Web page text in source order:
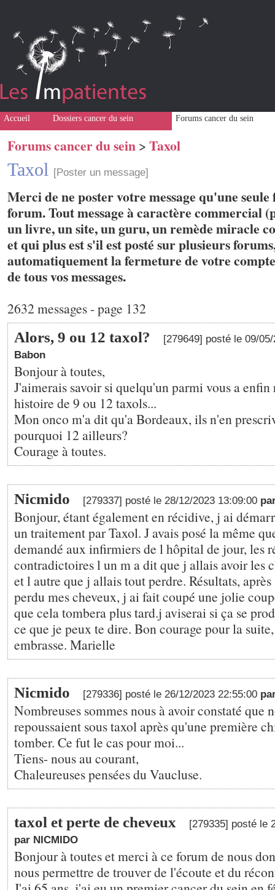
Accueil Dossiers cancer du sein Forums cancer du sein
Forums cancer du sein > Taxol
Taxol [Poster un message]
Merci de ne poster votre message qu'une seule
forum. Tout message à caractère commercial
un livre, un site, un guru, un remède miracle
et qui plus est s'il est posté sur plusieurs
automatiquement la fermeture de votre
de tous vos messages.
2632 messages - page 132
Alors, 9 ou 12 taxol?
[279649] posté le 09/
Babon
Bonjour à toutes,
J'aimerais savoir si quelqu'un parmi vous a enfin
histoire de 9 ou 12 taxols...
Mon onco m'a dit qu'a Bordeaux, ils n'en
pourquoi 12 ailleurs?
Courage à toutes.
Nicmido [279337] posté le 28/12/2023 13:09:00
Bonjour, étant également en récidive, j ai
un traitement par Taxol. J avais posé la même
demandé aux infirmiers de l hôpital de jour, les
contradictoires l un m a dit que j allais avoir les
et l autre que j allais tout perdre. Résultats,
perdu mes cheveux, j ai fait coupé une jolie
que cela tombera plus tard.j aviserai si ça se
ce que je peux te dire. Bon courage pour la
embrasse. Marielle
Nicmido [279336] posté le 26/12/2023 22:55:00
Nombreuses sommes nous à avoir constaté que
repoussaient sous taxol après qu'une première
tomber. Ce fut le cas pour moi...
Tiens- nous au courant,
Chaleureuses pensées du Vaucluse.
taxol et perte de cheveux
[279335] posté le
par NICMIDO
Bonjour à toutes et merci à ce forum de nous
nous permettre de trouver de l'écoute et du